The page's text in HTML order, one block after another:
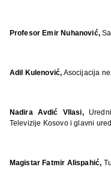
Profesor Emir Nuhanović,
Adil Kulenović, Asocijacija
Nadira Avdić Vllasi,
Televizije Kosovo i glavni
Magistar Fatmir Alispahić,